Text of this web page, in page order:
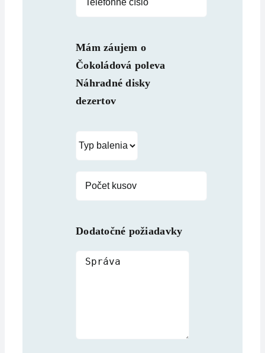
Mám záujem o
Čokoládová poleva
Náhradné disky
dezertov
Dodatočné požiadavky